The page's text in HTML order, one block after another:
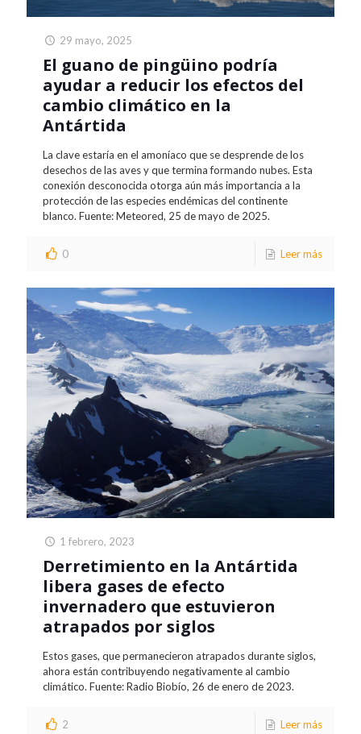
29 mayo, 2025
El guano de pingüino podría
ayudar a reducir los efectos del
cambio climático en la
Antártida
La clave estaría en el amoníaco que se desprende de los
desechos de las aves y que termina formando nubes. Esta
conexión desconocida otorga aún más importancia a la
protección de las especies endémicas del continente
blanco. Fuente: Meteored, 25 de mayo de 2025.
0 Leer más
1 febrero, 2023
Derretimiento en la Antártida
libera gases de efecto
invernadero que estuvieron
atrapados por siglos
Estos gases, que permanecieron atrapados durante siglos,
ahora están contribuyendo negativamente al cambio
climático. Fuente: Radio Biobío, 26 de enero de 2023.
2 Leer más